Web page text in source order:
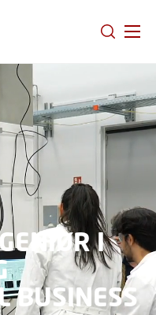
I
BUSINESS